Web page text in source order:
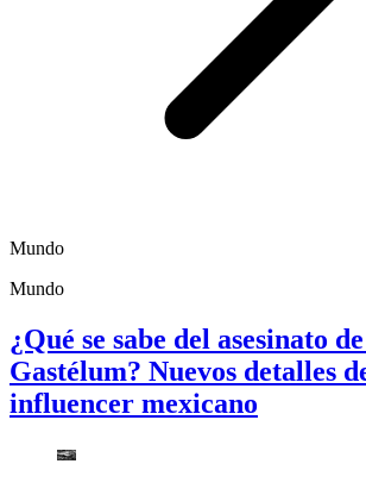
Mundo
Mundo
¿Qué se sabe del asesinato
Gastélum? Nuevos detalles
influencer mexicano